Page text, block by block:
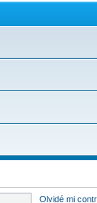
Olvidé mi